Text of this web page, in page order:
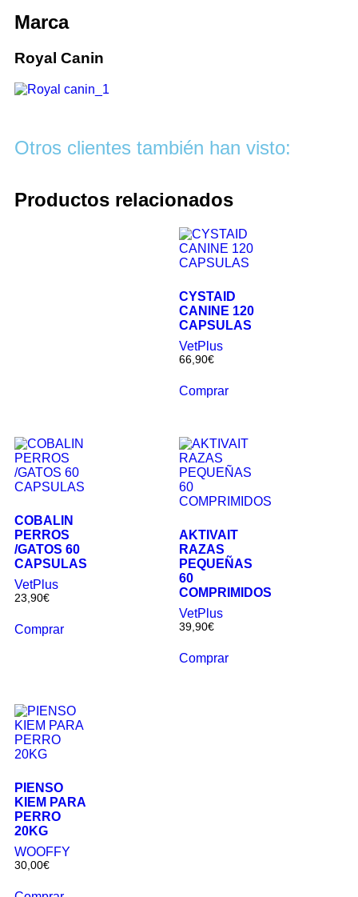
Marca
Royal Canin
Otros clientes también han visto:
Productos relacionados
CYSTAID
CANINE 120
CAPSULAS
VetPlus
66,90€
Comprar
COBALIN
PERROS
/GATOS 60
CAPSULAS
VetPlus
23,90€
Comprar
AKTIVAIT
RAZAS
PEQUEÑAS
60
COMPRIMIDOS
VetPlus
39,90€
Comprar
PIENSO
KIEM PARA
PERRO
20KG
WOOFFY
30,00€